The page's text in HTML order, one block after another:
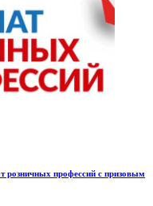
профессий с призовым